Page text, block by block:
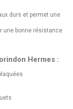
durs et permet une
une bonne résistance
Hermes :